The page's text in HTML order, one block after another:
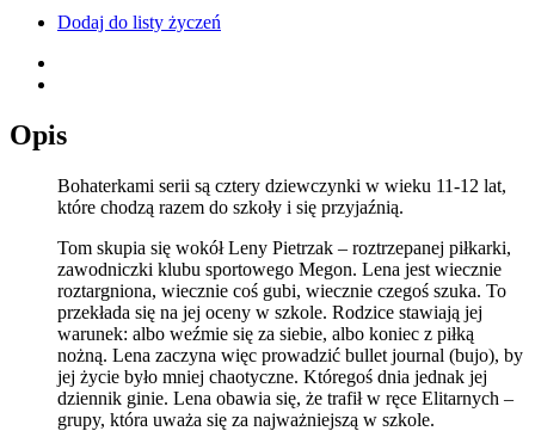
Dodaj do listy życzeń
Opis
Bohaterkami serii są cztery dziewczynki w wieku 11-12 lat,
które chodzą razem do szkoły i się przyjaźnią.
Tom skupia się wokół Leny Pietrzak – roztrzepanej piłkarki,
zawodniczki klubu sportowego Megon. Lena jest wiecznie
roztargniona, wiecznie coś gubi, wiecznie czegoś szuka. To
przekłada się na jej oceny w szkole. Rodzice stawiają jej
warunek: albo weźmie się za siebie, albo koniec z piłką
nożną. Lena zaczyna więc prowadzić bullet journal (bujo), by
jej życie było mniej chaotyczne. Któregoś dnia jednak jej
dziennik ginie. Lena obawia się, że trafił w ręce Elitarnych –
grupy, która uważa się za najważniejszą w szkole.